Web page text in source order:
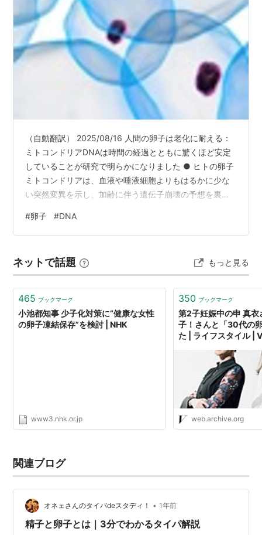
（自動翻訳） 2025/08/16 人間の卵子は老化に耐える：
ミトコンドリアDNAは時間の経過とともに驚くほど安定
していることが研究で明らかになりました ● ヒトの卵子
ミトコンドリアは、血液や唾液細胞よりもはるかに少な
い突然変異を示し、加齢に伴う遺伝子崩壊の予想を裏切
では、卵子のmtDNA変異は他の組織よりも17〜24倍少な
く、時間の経過とともに有意な増加は見られませんでし
染色体異常のリスクにもかかわらず後期妊娠を検討して
いる女性に安心感を与えます。 ● 研究者らは、卵子には
有害なm…
#卵子 #DNA
ネットで話題 もっと見る
465 ブックマーク
小池都知事 少子化対策に“健康な女性
の卵子凍結保存”を検討 | NHK
www3.nhk.or.jp
350 ブックマーク
第2子妊娠中の申 真
子！さんと「30代の
た | ライフスタイル |
web.archive.org
関連ブログ
オネェさんのタイパdeスタディ！ • 1年前
精子と卵子とは｜3分でわかるタイパ解説